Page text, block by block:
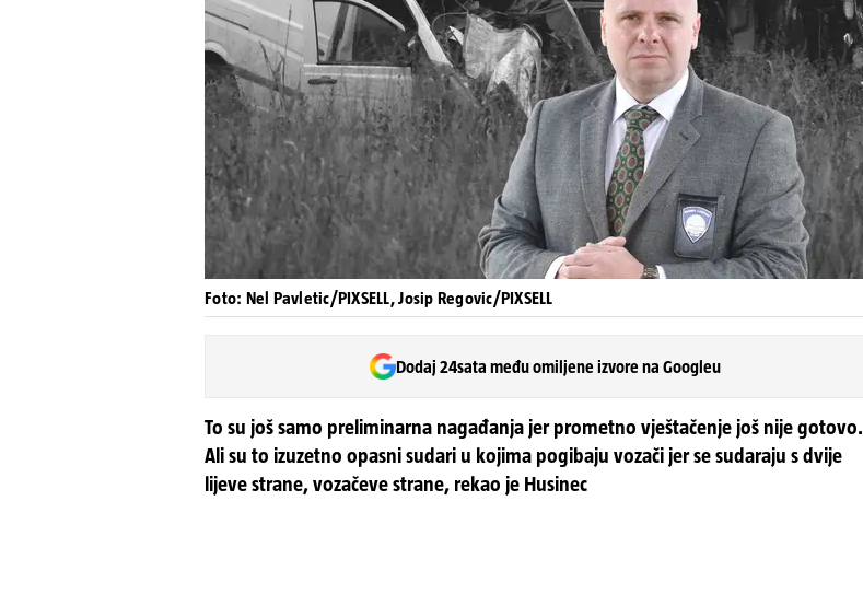
Foto: Nel Pavletic/PIXSELL, Josip Regovic/PIXSELL
Dodaj 24sata među omiljene izvore na Googleu
To su još samo preliminarna nagađanja jer prometno vještačenje još nije gotovo.
Ali su to izuzetno opasni sudari u kojima pogibaju vozači jer se sudaraju s dvije
lijeve strane, vozačeve strane, rekao je Husinec